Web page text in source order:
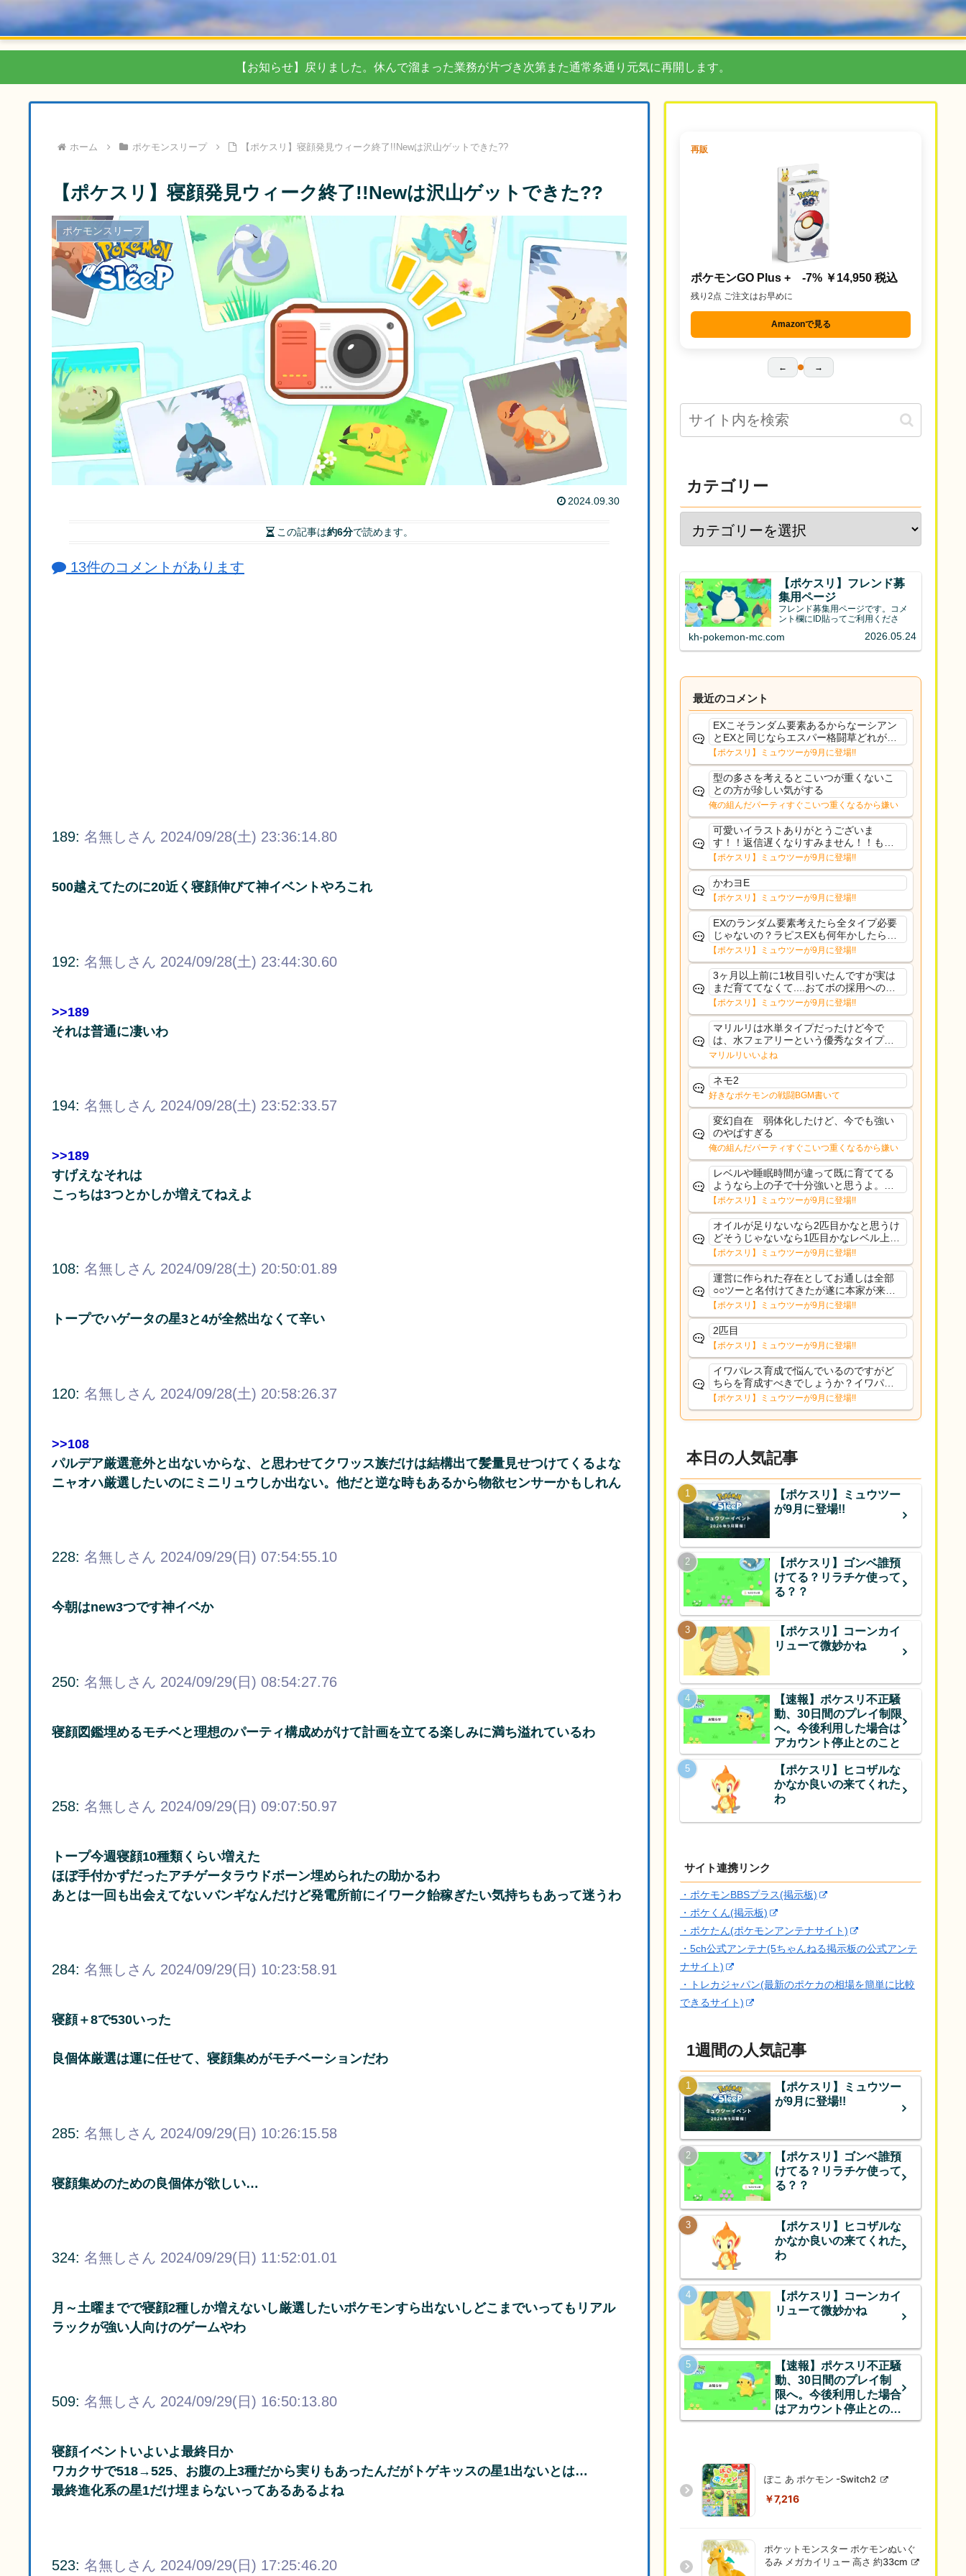
【お知らせ】戻りました。休んで溜まった業務が片づき次第また通常条通り元気に再開します。
ホーム ポケモンスリープ 【ポケスリ】寝顔発見ウィーク終了!!Newは沢山ゲットできた??
【ポケスリ】寝顔発見ウィーク終了!!Newは沢山ゲットできた??
ポケモンスリープ
2024.09.30
この記事は約6分で読めます。
13件のコメントがあります
189: 名無しさん 2024/09/28(土) 23:36:14.80
500越えてたのに20近く寝顔伸びて神イベントやろこれ
192: 名無しさん 2024/09/28(土) 23:44:30.60
>>189
それは普通に凄いわ
194: 名無しさん 2024/09/28(土) 23:52:33.57
>>189
すげえなそれは
こっちは3つとかしか増えてねえよ
108: 名無しさん 2024/09/28(土) 20:50:01.89
トープでハゲータの星3と4が全然出なくて辛い
120: 名無しさん 2024/09/28(土) 20:58:26.37
>>108
パルデア厳選意外と出ないからな、と思わせてクワッス族だけは結構出て髪量見せつけてくるよな
ニャオハ厳選したいのにミニリュウしか出ない。他だと逆な時もあるから物欲センサーかもしれん
228: 名無しさん 2024/09/29(日) 07:54:55.10
今朝はnew3つです神イベか
250: 名無しさん 2024/09/29(日) 08:54:27.76
寝顔図鑑埋めるモチベと理想のパーティ構成めがけて計画を立てる楽しみに満ち溢れているわ
258: 名無しさん 2024/09/29(日) 09:07:50.97
トープ今週寝顔10種類くらい増えた
ほぼ手付かずだったアチゲータラウドボーン埋められたの助かるわ
あとは一回も出会えてないバンギなんだけど発電所前にイワーク飴稼ぎたい気持ちもあって迷うわ
284: 名無しさん 2024/09/29(日) 10:23:58.91
寝顔＋8で530いった
良個体厳選は運に任せて、寝顔集めがモチベーションだわ
285: 名無しさん 2024/09/29(日) 10:26:15.58
寝顔集めのための良個体が欲しい…
324: 名無しさん 2024/09/29(日) 11:52:01.01
月～土曜までで寝顔2種しか増えないし厳選したいポケモンすら出ないしどこまでいってもリアル
ラックが強い人向けのゲームやわ
509: 名無しさん 2024/09/29(日) 16:50:13.80
寝顔イベントいよいよ最終日か
ワカクサで518→525、お腹の上3種だから実りもあったんだがトゲキッスの星1出ないとは…
最終進化系の星1だけ埋まらないってあるあるよね
523: 名無しさん 2024/09/29(日) 17:25:46.20
再販
ポケモンGO Plus + -7% ￥14,950 税込
残り2点 ご注文はお早めに
Amazonで見る
← →
カテゴリー
【ポケスリ】フレンド募
集用ページ
フレンド募集用ページです。コメ
ント欄にID貼ってご利用くださ
kh-pokemon-mc.com 2026.05.24
最近のコメント
EXこそランダム要素あるからなーシアン
とEXと同じならエスパー格闘草どれが事
前に来るか分からんから、積む必要があ
るミュウツーは使いにくくね？って思っ
た
【ポケスリ】ミュウツーが9月に登場!!
型の多さを考えるとこいつが重くないこ
との方が珍しい気がする
俺の組んだパーティすぐこいつ重くなるから嫌い
可愛いイラストありがとうございま
す！！返信遅くなりすみません！！もう
少ししたら通常再開できます！
【ポケスリ】ミュウツーが9月に登場!!
かわヨE
【ポケスリ】ミュウツーが9月に登場!!
EXのランダム要素考えたら全タイプ必要
じゃないの？ラピスEXも何年かしたら来
るだろうし後から厳選したい育てたいっ
て思ってもどうにもならないのがこのゲ
ームだしな
【ポケスリ】ミュウツーが9月に登場!!
3ヶ月以上前に1枚目引いたんですが実は
まだ育ててなくて....おてボの採用への影
響は勉強になります。ありがとうござい
ますオイルはだいぶ強めのABBレントラ
ーいて芋の方が不安なんで1枚目にしよう
かなと思...
【ポケスリ】ミュウツーが9月に登場!!
マリルリは水単タイプだったけど今で
は、水フェアリーという優秀なタイプだ
な、後特性力持ちって見た目と全然違う
な
マリルリいいよね
ネモ2
好きなポケモンの戦闘BGM書いて
変幻自在 弱体化したけど、今でも強い
のやばすぎる
俺の組んだパーティすぐこいつ重くなるから嫌い
レベルや睡眠時間が違って既に育ててる
ようなら上の子で十分強いと思うよ。ヒ
ーラーであれば常駐適正高いからおてぼ
欲しいけど、イワパはカレー週かサラダ
週の補助がメインだし、金種入れてるな
ら育て直す必要もない...
【ポケスリ】ミュウツーが9月に登場!!
オイルが足りないなら2匹目かなと思うけ
どそうじゃないなら1匹目かなレベル上げ
もしんどいし
【ポケスリ】ミュウツーが9月に登場!!
運営に作られた存在としてお通しは全部
○○ツーと名付けてきたが遂に本家が来て
しまった
【ポケスリ】ミュウツーが9月に登場!!
2匹目
【ポケスリ】ミュウツーが9月に登場!!
イワパレス育成で悩んでいるのですがど
ちらを育成すべきでしょうか？イワパレ
スは常駐だと思うのでスキル回数犠牲に
してでもおてぼある方が良いのかなと思
っていますがどうでしょうか
【ポケスリ】ミュウツーが9月に登場!!
本日の人気記事
【ポケスリ】ミュウツー
が9月に登場!!
【ポケスリ】ゴンベ誰預
けてる？リラチケ使って
る？？
【ポケスリ】コーンカイ
リューて微妙かね
【速報】ポケスリ不正騒
動、30日間のプレイ制限
へ。今後利用した場合は
アカウント停止とのこと
【ポケスリ】ヒコザルな
かなか良いの来てくれた
わ
サイト連携リンク
・ポケモンBBSプラス(掲示板)
・ポケくん(掲示板)
・ポケたん(ポケモンアンテナサイト)
・5ch公式アンテナ(5ちゃんねる掲示板の公式アンテ
ナサイト)
・トレカジャパン(最新のポケカの相場を簡単に比較
できるサイト)
1週間の人気記事
【ポケスリ】ミュウツー
が9月に登場!!
【ポケスリ】ゴンベ誰預
けてる？リラチケ使って
る？？
【ポケスリ】ヒコザルな
かなか良いの来てくれた
わ
【ポケスリ】コーンカイ
リューて微妙かね
【速報】ポケスリ不正騒
動、30日間のプレイ制
限へ。今後利用した場合
はアカウント停止とのこ
と
ぽこ あ ポケモン -Switch2
￥7,216
ポケットモンスター ポケモンぬいぐ
るみ メガカイリュー 高さ 約33cm